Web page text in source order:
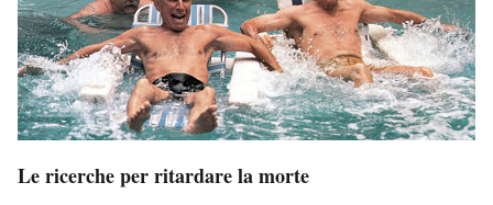
Le ricerche per ritardare la morte